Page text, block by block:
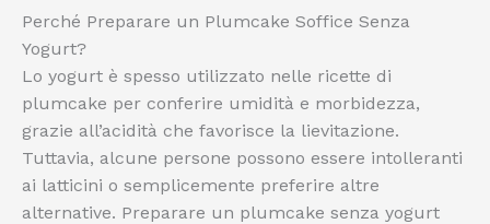
Perché Preparare un Plumcake Soffice Senza
Yogurt?
Lo yogurt è spesso utilizzato nelle ricette di
plumcake per conferire umidità e morbidezza,
grazie all’acidità che favorisce la lievitazione.
Tuttavia, alcune persone possono essere intolleranti
ai latticini o semplicemente preferire altre
alternative. Preparare un plumcake senza yogurt